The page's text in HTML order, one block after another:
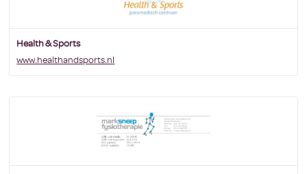
Health & Sports
www.healthandsports.nl